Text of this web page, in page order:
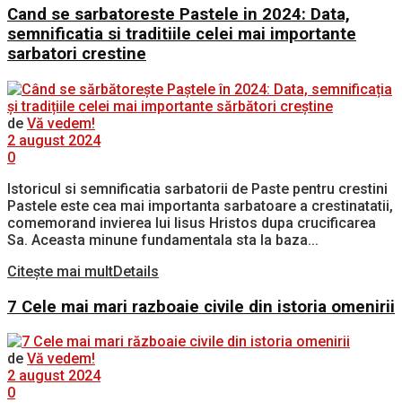
Cand se sarbatoreste Pastele in 2024: Data,
semnificatia si traditiile celei mai importante
sarbatori crestine
de Vă vedem!
2 august 2024
0
Istoricul si semnificatia sarbatorii de Paste pentru crestini
Pastele este cea mai importanta sarbatoare a crestinatatii,
comemorand invierea lui Iisus Hristos dupa crucificarea
Sa. Aceasta minune fundamentala sta la baza...
Citește mai multDetails
7 Cele mai mari razboaie civile din istoria omenirii
de Vă vedem!
2 august 2024
0